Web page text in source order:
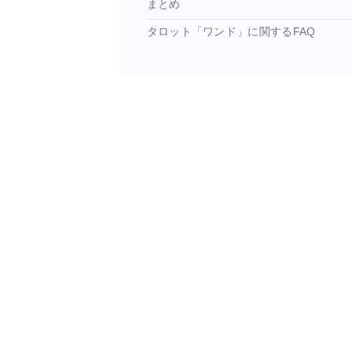
まとめ
タロット「ワンド」に関するFAQ